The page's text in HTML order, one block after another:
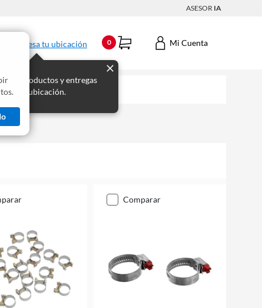
ASESOR IA
Ingresa tu ubicación
los productos y entregas
tu ubicación.
0 Mi Cuenta
comparar